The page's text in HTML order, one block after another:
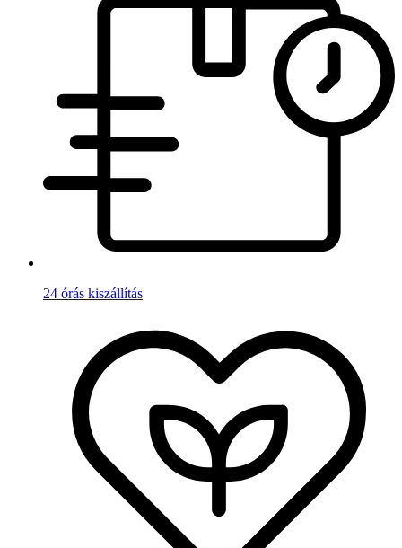
24 órás kiszállítás